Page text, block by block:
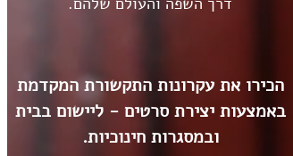
הכירו את עקרונות התקשורת המקדמת
באמצעות יצירת סרטים - ליישום בבית
ובמסגרות חינוכיות.